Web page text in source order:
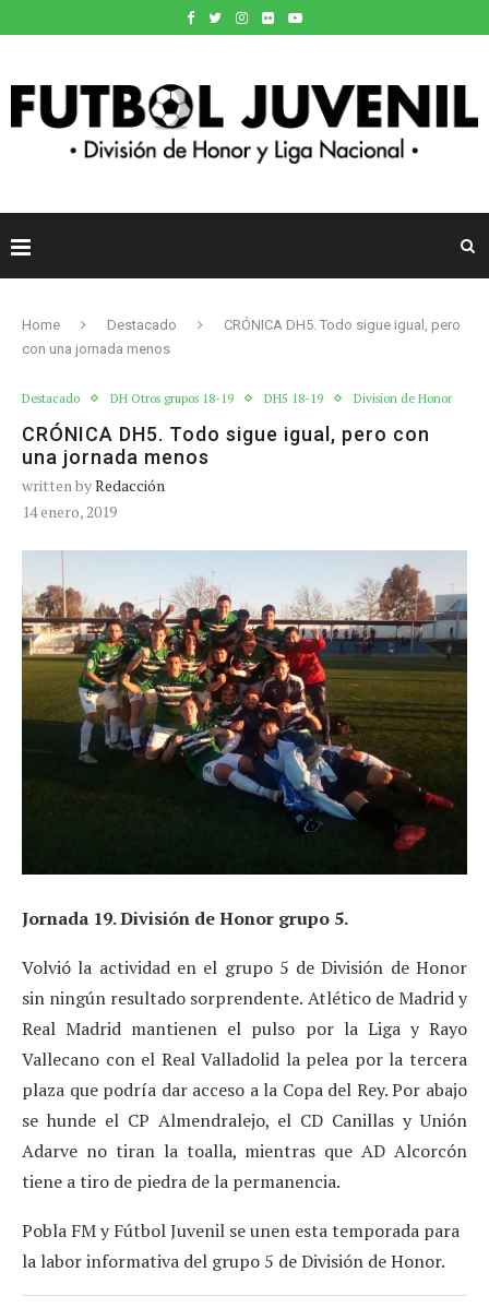
Home Destacado
CRÓNICA DH5. Todo sigue igual, pero
con una jornada menos
Destacado DH Otros grupos 18-19 DH5 18-19 Division de Honor
CRÓNICA DH5. Todo sigue igual, pero con
una jornada menos
written byRedacción
14 enero, 2019
Jornada 19. División de Honor grupo 5.
Volvió la actividad en el grupo 5 de División de Honor
sin ningún resultado sorprendente. Atlético de Madrid y
Real Madrid mantienen el pulso por la Liga y Rayo
Vallecano con el Real Valladolid la pelea por la tercera
plaza que podría dar acceso a la Copa del Rey. Por abajo
se hunde el CP Almendralejo, el CD Canillas y Unión
Adarve no tiran la toalla, mientras que AD Alcorcón
tiene a tiro de piedra de la permanencia.
Pobla FM y Fútbol Juvenil se unen esta temporada para
la labor informativa del grupo 5 de División de Honor.